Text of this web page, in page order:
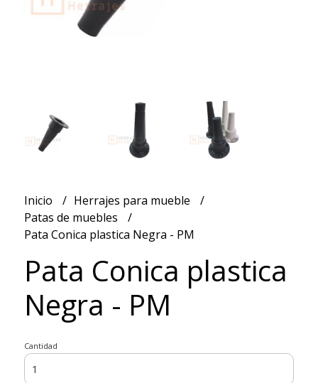
Inicio
Herrajes para mueble
Patas de muebles
Pata Conica plastica Negra - PM
Pata Conica plastica
Negra - PM
Cantidad